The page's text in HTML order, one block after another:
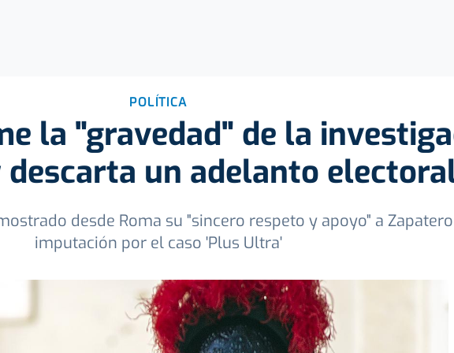
POLÍTICA
la "gravedad" de la
descarta un adelanto
desde Roma su "sincero respeto y apoyo" a
imputación por el caso 'Plus Ultra'